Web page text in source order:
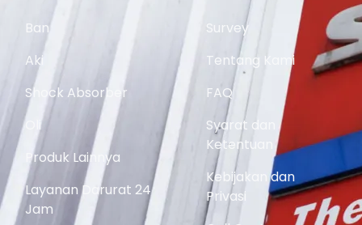
Ban
Aki
Shock Absorber
Oli
Produk Lainnya
Layanan Darurat 24
Jam
Survey
Tentang Kami
FAQ
Syarat dan
Ketentuan
Kebijakan dan
Privasi